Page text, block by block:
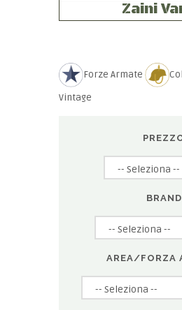
Zaini
Forze Armate
Vintage
BRAND
AREA/FORZA